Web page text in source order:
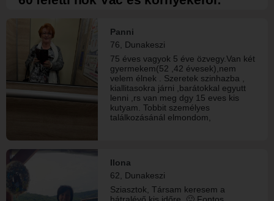
szerencsés embernek tartom magam
van olyan párkapcsolat ahol barátok
is? én ilyenre vágyom ,te mire
Panni
76, Dunakeszi
75 éves vagyok 5 éve özvegy.Van két
gyermekem(52 ,42 évesek),nem
velem élnek . Szeretek szinhazba ,
kiallitasokra járni ,barátokkal egyutt
lenni ,rs van meg dgy 15 eves kis
kutyam. Tobbit személyes
találkozásánál elmondom,
Ilona
62, Dunakeszi
Sziasztok, Társam keresem a
hátralévő kis időre. 🙂 Fontos